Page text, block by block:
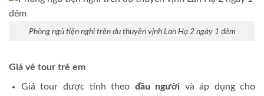
Phòng ngủ tiện nghi trên du thuyền vịnh Lan Hạ 2 ngày 1 đêm
Giá vé tour trẻ em
Giá tour được tính theo đầu người và áp dụng cho